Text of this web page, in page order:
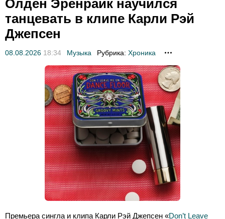
Олден Эренрайк научился
танцевать в клипе Карли Рэй
Джепсен
08.08.2026 18:34 Музыка Рубрика: Хроника
Премьера сингла и клипа Карли Рэй Джепсен «Don’t Leave